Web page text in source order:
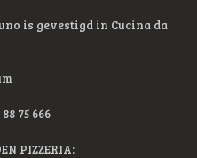
is gevestigd in Cucina da
75 666
PIZZERIA: